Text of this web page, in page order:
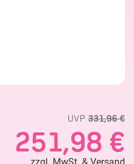
UVP 331,96 €
251,98 €